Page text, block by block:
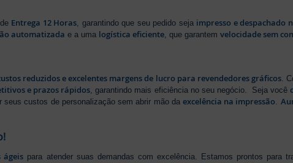
Entrega 12 Horas, garantindo que seu pedido seja impresso e despachado
automatizada e a uma logística eficiente, que garantemvelocidade sem
reduzidos e excelentes margens de lucro para revendedores gráficos .
e prazos rápidos , garantindo mais eficiência no seu negócio. Seja você
seus custos de personalização sem abrir mão daexcelência na impressão
ágeis para atender suas demandas com excelência. Estamos prontos para